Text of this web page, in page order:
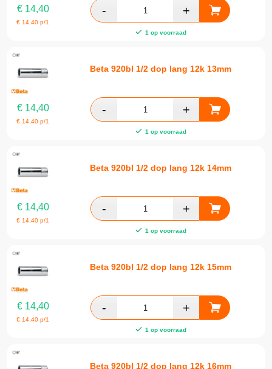
€14,40
€ 14,40 p/1
1 op voorraad
Beta 920bl 1/2 dop lang 12k 13mm
€14,40
€ 14,40 p/1
1 op voorraad
Beta 920bl 1/2 dop lang 12k 14mm
€14,40
€ 14,40 p/1
1 op voorraad
Beta 920bl 1/2 dop lang 12k 15mm
€14,40
€ 14,40 p/1
1 op voorraad
Beta 920bl 1/2 dop lang 12k 16mm